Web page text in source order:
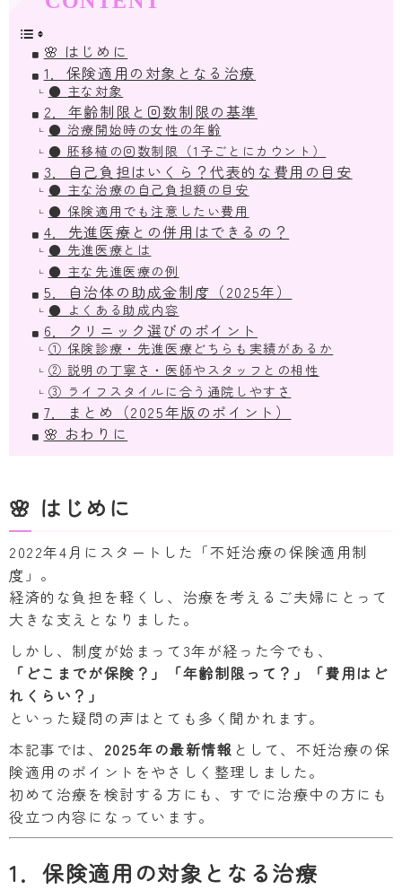
🌸 はじめに
1．保険適用の対象となる治療
● 主な対象
2．年齢制限と回数制限の基準
● 治療開始時の女性の年齢
● 胚移植の回数制限（1子ごとにカウント）
3．自己負担はいくら？代表的な費用の目安
● 主な治療の自己負担額の目安
● 保険適用でも注意したい費用
4．先進医療との併用はできるの？
● 先進医療とは
● 主な先進医療の例
5．自治体の助成金制度（2025年）
● よくある助成内容
6．クリニック選びのポイント
① 保険診療・先進医療どちらも実績があるか
② 説明の丁寧さ・医師やスタッフとの相性
③ ライフスタイルに合う通院しやすさ
7．まとめ（2025年版のポイント）
🌸 おわりに
🌸 はじめに
2022年4月にスタートした「不妊治療の保険適用制
度」。
経済的な負担を軽くし、治療を考えるご夫婦にとって
大きな支えとなりました。
しかし、制度が始まって3年が経った今でも、
「どこまでが保険？」「年齢制限って？」「費用はど
れくらい？」
といった疑問の声はとても多く聞かれます。
本記事では、 2025年の最新情報 として、不妊治療の保
険適用のポイントをやさしく整理しました。
初めて治療を検討する方にも、すでに治療中の方にも
役立つ内容になっています。
1．保険適用の対象となる治療